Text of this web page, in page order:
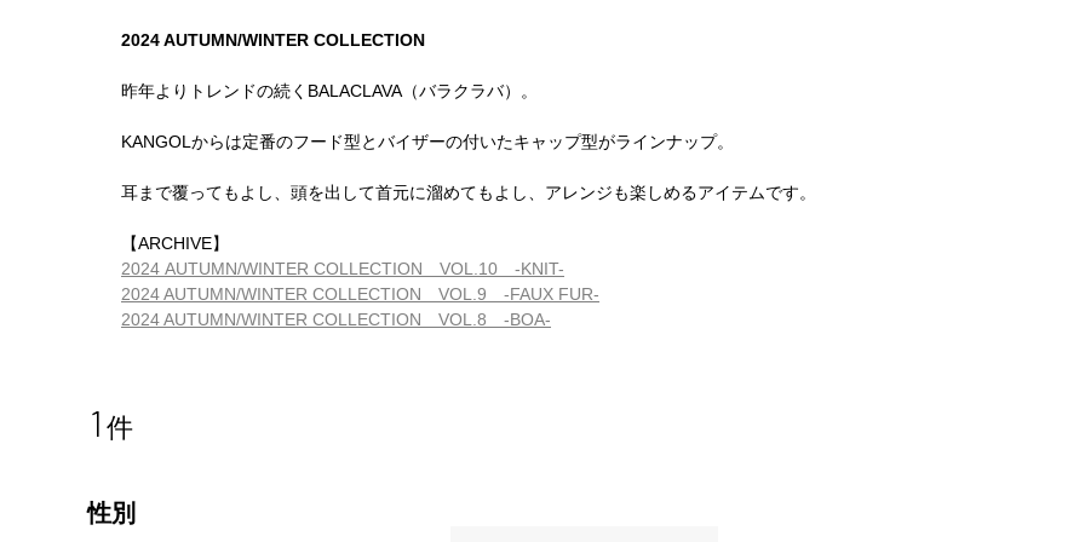
2024 AUTUMN/WINTER COLLECTION
昨年よりトレンドの続くBALACLAVA（バラクラバ）。
KANGOLからは定番のフード型とバイザーの付いたキャップ型がラインナップ。
耳まで覆ってもよし、頭を出して首元に溜めてもよし、アレンジも楽しめるアイテムです。
【ARCHIVE】
2024 AUTUMN/WINTER COLLECTION VOL.10 -KNIT-
2024 AUTUMN/WINTER COLLECTION VOL.9 -FAUX FUR-
2024 AUTUMN/WINTER COLLECTION VOL.8 -BOA-
1 件
性別